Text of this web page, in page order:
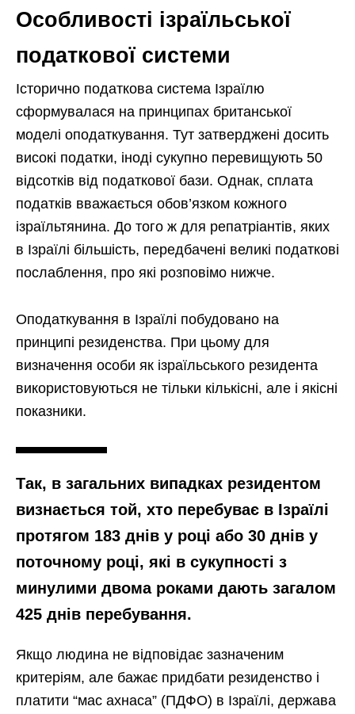
Особливості ізраїльської
податкової системи
Історично податкова система Ізраїлю
сформувалася на принципах британської
моделі оподаткування. Тут затверджені досить
високі податки, іноді сукупно перевищують 50
відсотків від податкової бази. Однак, сплата
податків вважається обов’язком кожного
ізраїльтянина. До того ж для репатріантів, яких
в Ізраїлі більшість, передбачені великі податкові
послаблення, про які розповімо нижче.
Оподаткування в Ізраїлі побудовано на
принципі резиденства. При цьому для
визначення особи як ізраїльського резидента
використовуються не тільки кількісні, але і якісні
показники.
Так, в загальних випадках резидентом
визнається той, хто перебуває в Ізраїлі
протягом 183 днів у році або 30 днів у
поточному році, які в сукупності з
минулими двома роками дають загалом
425 днів перебування.
Якщо людина не відповідає зазначеним
критеріям, але бажає придбати резиденство і
платити “мас ахнаса” (ПДФО) в Ізраїлі, держава